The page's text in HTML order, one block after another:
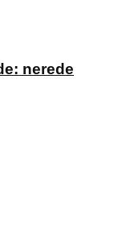
nerede